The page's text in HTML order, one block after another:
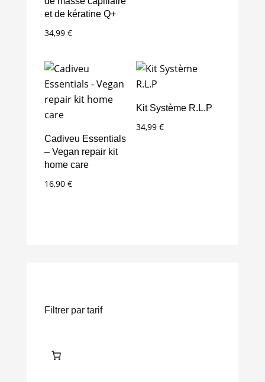
et de kératine Q+
34,99 €
Cadiveu Essentials
– Vegan repair kit
home care
16,90 €
Kit Système R.L.P
34,99 €
Filtrer par tarif